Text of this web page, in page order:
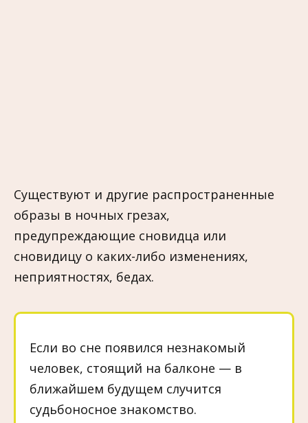
Существуют и другие распространенные
образы в ночных грезах,
предупреждающие сновидца или
сновидицу о каких-либо изменениях,
неприятностях, бедах.
Если во сне появился незнакомый
человек, стоящий на балконе — в
ближайшем будущем случится
судьбоносное знакомство.